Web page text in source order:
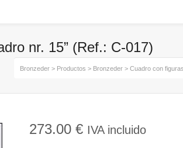
nr. 15” (Ref.: C-017)
Bronzeder > Productos > Bronzeder > Cuadro con
273.00€ IVA incluido